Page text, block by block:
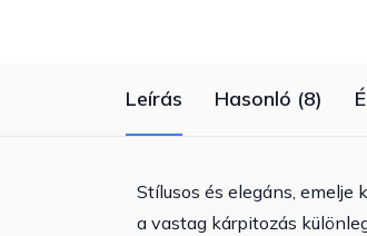
Leírás Hasonló (8)
Stílusos és elegáns, emelje
a vastag kárpitozás